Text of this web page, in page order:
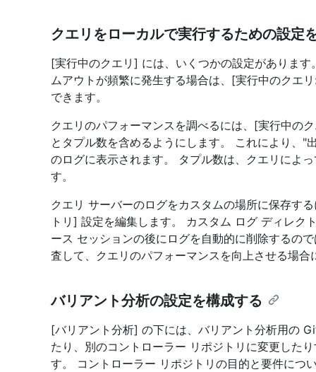
クエリをローカルで実行するための設定
[実行中のクエリ] には、いくつかの設定がありま
ムアウトが頻繁に発生する場合は、[実行中のクエ
できます。
クエリのパフォーマンスを調べるには、[実行中の
とタプル数を含めるようにします。 これにより、
のログに表示されます。 タプル数は、クエリによ
す。
クエリ サーバーのログをカスタムの場所に保存す
トリ] 設定を編集します。 カスタム ログ ディレク
ース セッションの後にログを自動的に削除するの
査して、クエリのパフォーマンスを向上させる場合
バリアント分析の設定を構成する
[バリアント分析] の下には、バリアント分析用の
たり、別のコントローラー リポジトリに変更した
す。 コントローラー リポジトリの目的と要件につ